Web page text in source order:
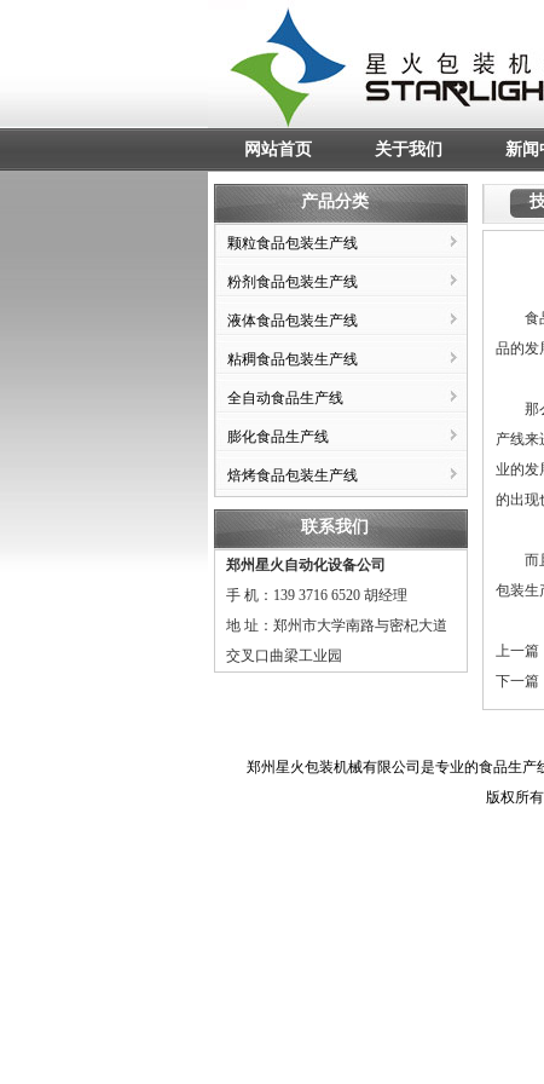
网站首页 关于我们 新闻
产品分类
颗粒食品包装生产线
粉剂食品包装生产线
液体食品包装生产线
粘稠食品包装生产线
全自动食品生产线
膨化食品生产线
焙烤食品包装生产线
联系我们
郑州星火自动化设备公司
手 机：139 3716 6520 胡经理
地 址：郑州市大学南路与密杞大道
交叉口曲梁工业园
食品
品的发
那么
产线来
业的发
的出现
而
包装生
上一篇
下一篇
郑州星火包装机械有限公司是专业的食品生产
版权所